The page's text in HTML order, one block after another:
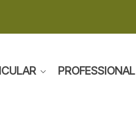
PROFESSIONAL